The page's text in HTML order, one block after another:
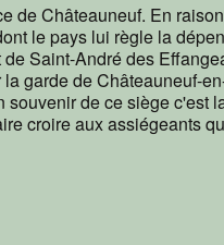
de Châteauneuf. En
le pays lui règle la
Saint-André des
garde de Châteauneuf-
souvenir de ce siège
croire aux assiégeants